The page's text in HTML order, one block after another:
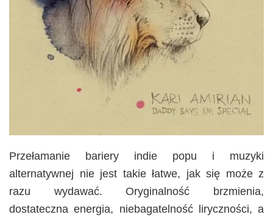
Przełamanie bariery indie popu i muzyki
alternatywnej nie jest takie łatwe, jak się może z
razu wydawać. Oryginalność brzmienia,
dostateczna energia, niebagatelność liryczności, a